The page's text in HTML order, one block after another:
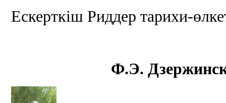
Ескерткіш Риддер тарихи-
Ф.Э.